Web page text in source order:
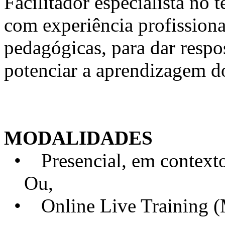
com experiência
pedagógicas, para dar
potenciar a aprendizagem
MODALIDADES
• Presencial, em
Ou,
• Online Live Training